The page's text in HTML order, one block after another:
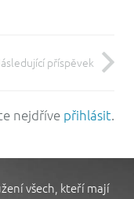
příspěvek
nejdříve přihlásit.
všech, kteří mají